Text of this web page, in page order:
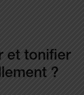
et tonifier
?